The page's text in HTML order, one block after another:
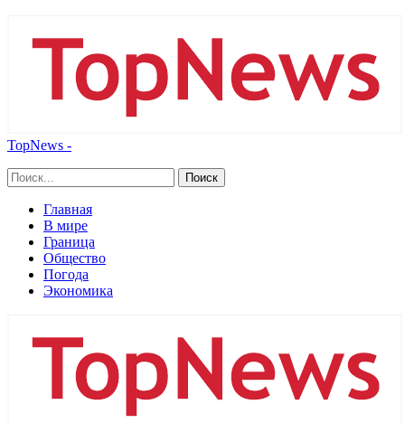
TopNews -
Главная
В мире
Граница
Общество
Погода
Экономика